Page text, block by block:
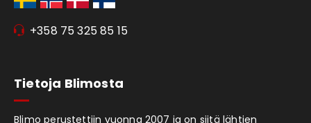
+358 75 325 85 15
Tietoja Blimosta
Blimo perustettiin vuonna 2007 ja on siitä lähtien